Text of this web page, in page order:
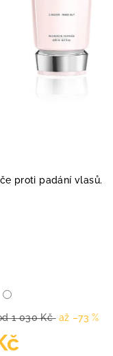
proti padání vlasů.
1 030 Kč až –73 %